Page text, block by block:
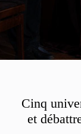
Cinq
et